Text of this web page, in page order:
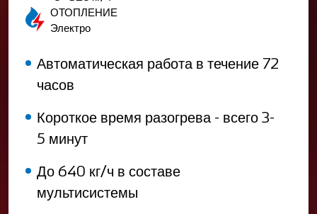
ОТОПЛЕНИЕ
Электро
Автоматическая работа в течение 72
часов
Короткое время разогрева - всего 3-
5 минут
До 640 кг/ч в составе
мультисистемы